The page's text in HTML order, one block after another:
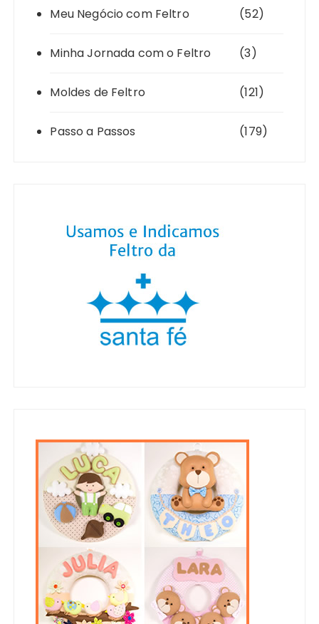
Meu Negócio com Feltro (52)
Minha Jornada com o Feltro (3)
Moldes de Feltro (121)
Passo a Passos (179)